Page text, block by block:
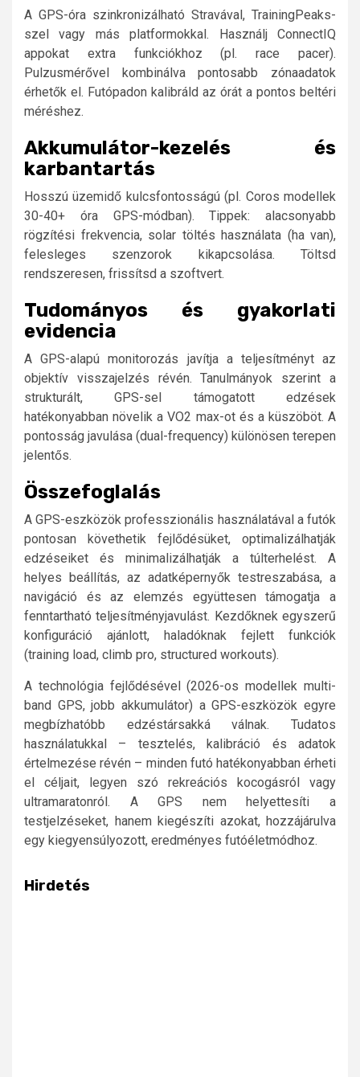
A GPS-óra szinkronizálható Stravával, TrainingPeaks-
szel vagy más platformokkal. Használj ConnectIQ
appokat extra funkciókhoz (pl. race pacer).
Pulzusmérővel kombinálva pontosabb zónaadatok
érhetők el. Futópadon kalibráld az órát a pontos beltéri
méréshez.
Akkumulátor-kezelés és
karbantartás
Hosszú üzemidő kulcsfontosságú (pl. Coros modellek
30-40+ óra GPS-módban). Tippek: alacsonyabb
rögzítési frekvencia, solar töltés használata (ha van),
felesleges szenzorok kikapcsolása. Töltsd
rendszeresen, frissítsd a szoftvert.
Tudományos és gyakorlati
evidencia
A GPS-alapú monitorozás javítja a teljesítményt az
objektív visszajelzés révén. Tanulmányok szerint a
strukturált, GPS-sel támogatott edzések
hatékonyabban növelik a VO2 max-ot és a küszöböt. A
pontosság javulása (dual-frequency) különösen terepen
jelentős.
Összefoglalás
A GPS-eszközök professzionális használatával a futók
pontosan követhetik fejlődésüket, optimalizálhatják
edzéseiket és minimalizálhatják a túlterhelést. A
helyes beállítás, az adatképernyők testreszabása, a
navigáció és az elemzés együttesen támogatja a
fenntartható teljesítményjavulást. Kezdőknek egyszerű
konfiguráció ajánlott, haladóknak fejlett funkciók
(training load, climb pro, structured workouts).
A technológia fejlődésével (2026-os modellek multi-
band GPS, jobb akkumulátor) a GPS-eszközök egyre
megbízhatóbb edzéstársakká válnak. Tudatos
használatukkal – tesztelés, kalibráció és adatok
értelmezése révén – minden futó hatékonyabban érheti
el céljait, legyen szó rekreációs kocogásról vagy
ultramaratonról. A GPS nem helyettesíti a
testjelzéseket, hanem kiegészíti azokat, hozzájárulva
egy kiegyensúlyozott, eredményes futóéletmódhoz.
Hirdetés